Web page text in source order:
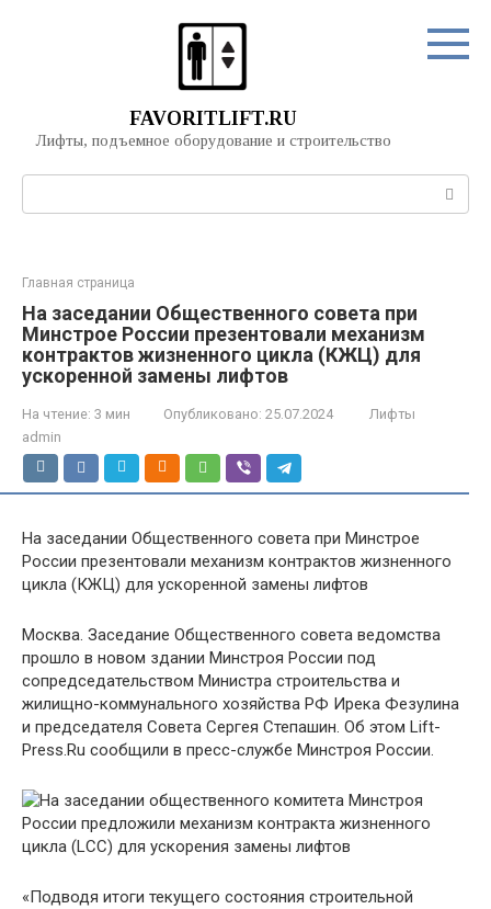
FAVORITLIFT.RU
Лифты, подъемное оборудование и строительство
Главная страница
На заседании Общественного совета при
Минстрое России презентовали механизм
контрактов жизненного цикла (КЖЦ) для
ускоренной замены лифтов
На чтение: 3 мин Опубликовано: 25.07.2024
Лифты
admin
На заседании Общественного совета при Минстрое
России презентовали механизм контрактов жизненного
цикла (КЖЦ) для ускоренной замены лифтов
Москва. Заседание Общественного совета ведомства
прошло в новом здании Минстроя России под
сопредседательством Министра строительства и
жилищно-коммунального хозяйства РФ Ирека Фезулина
и председателя Совета Сергея Степашин. Об этом Lift-
Press.Ru сообщили в пресс-службе Минстроя России.
«Подводя итоги текущего состояния строительной